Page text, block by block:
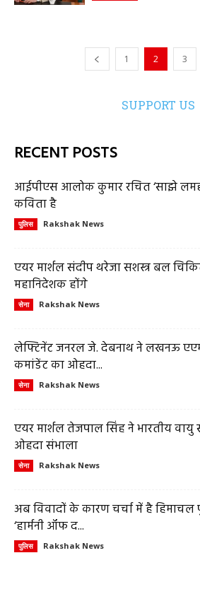
1 2 3
SUPPORT US
RECENT POSTS
आईपीएस आलोक कुमार रचित ‘साझे
कविता है
पुलिस Rakshak News
एयर मार्शल संदीप थरेजा सशस्त्र बल
महानिदेशक होंगे
सेना Rakshak News
लेफ्टिनेंट जनरल जे. देबनाथ ने लखनऊ
कमांडेंट का ओहदा...
सेना Rakshak News
एयर मार्शल तेजपाल सिंह ने भारतीय
ओहदा संभाला
सेना Rakshak News
अब विवादों के कारण चर्चा में है हिमाचल
‘हार्मनी ऑफ द...
पुलिस Rakshak News